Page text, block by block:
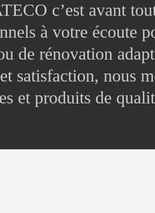
c’est avant
à votre écoute
de rénovation
satisfaction, nous
et produits de